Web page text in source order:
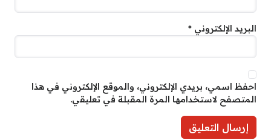
البريد الإلكتروني *
احفظ اسمي، بريدي الإلكتروني، والموقع الإلكتروني في هذا
المتصفح لاستخدامها المرة المقبلة في تعليقي.